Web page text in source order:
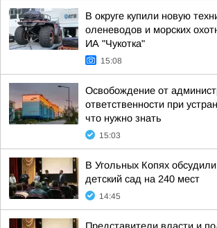
В округе купили новую
оленеводов и морских
ИА "Чукотка"
15:08
Освобождение от
ответственности при
что нужно знать
15:03
В Угольных Копях
детский сад на 240 мест
14:45